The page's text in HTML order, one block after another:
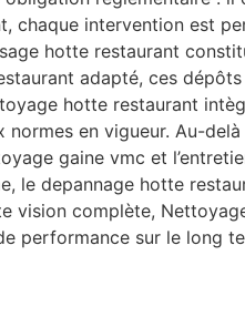
intervention est
hotte restaurant
adapté, ces
hotte restaurant
en vigueur. Au-
gaine vmc et
le depannage hotte
vision complète,
performance sur le long